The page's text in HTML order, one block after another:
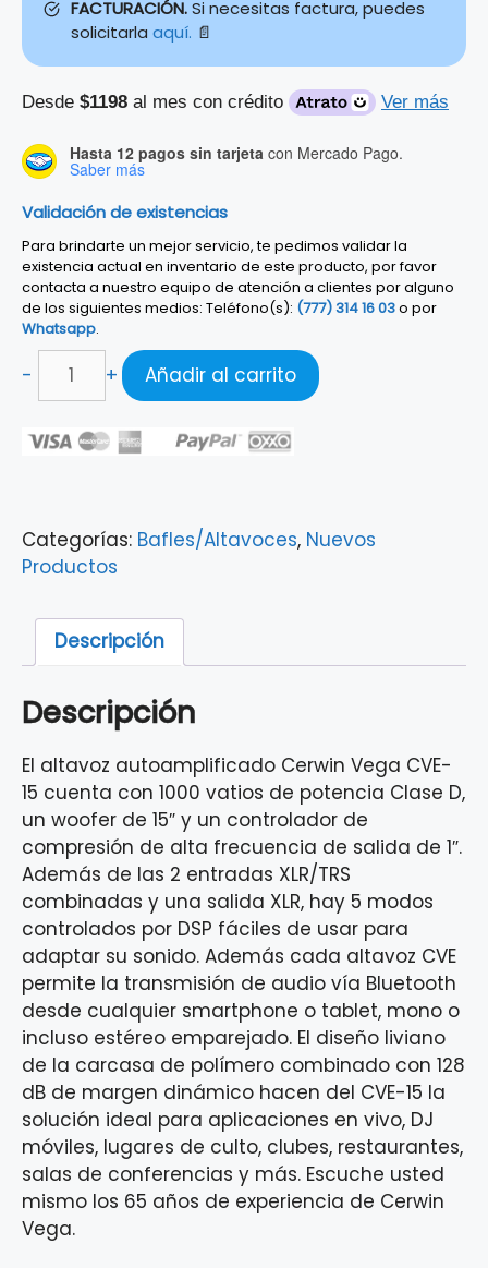
FACTURACIÓN.Si necesitas factura, puedes
solicitarla aquí. 📄
Desde $1198 al mes con crédito Ver más
Hasta 12 pagos sin tarjeta con Mercado Pago.
Saber más
Validación de existencias
Para brindarte un mejor servicio, te pedimos validar la
existencia actual en inventario de este producto, por favor
contacta a nuestro equipo de atención a clientes por alguno
de los siguientes medios: Teléfono(s): (777) 314 16 03o por
Whatsapp.
-
ALTAVOZ
ACTIVO
VEGA
BLUETOOTH
cantidad
+ Añadir al carrito
Categorías: Bafles/Altavoces, Nuevos
Productos
Descripción
Descripción
El altavoz autoamplificado Cerwin Vega CVE-
15 cuenta con 1000 vatios de potencia Clase D,
un woofer de 15″ y un controlador de
compresión de alta frecuencia de salida de 1″.
Además de las 2 entradas XLR/TRS
combinadas y una salida XLR, hay 5 modos
controlados por DSP fáciles de usar para
adaptar su sonido. Además cada altavoz CVE
permite la transmisión de audio vía Bluetooth
desde cualquier smartphone o tablet, mono o
incluso estéreo emparejado. El diseño liviano
de la carcasa de polímero combinado con 128
dB de margen dinámico hacen del CVE-15 la
solución ideal para aplicaciones en vivo, DJ
móviles, lugares de culto, clubes, restaurantes,
salas de conferencias y más. Escuche usted
mismo los 65 años de experiencia de Cerwin
Vega.